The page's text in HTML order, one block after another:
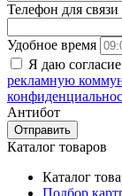
Телефон для связи
Удобное время
Я даю
рекламную
Антибот
Отправить
Каталог товаров
Каталог
Подбор